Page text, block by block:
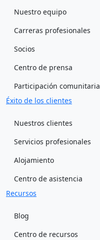
Nuestro equipo
Carreras profesionales
Socios
Centro de prensa
Participación comunitaria
Éxito de los clientes
Nuestros clientes
Servicios profesionales
Alojamiento
Centro de asistencia
Recursos
Blog
Centro de recursos